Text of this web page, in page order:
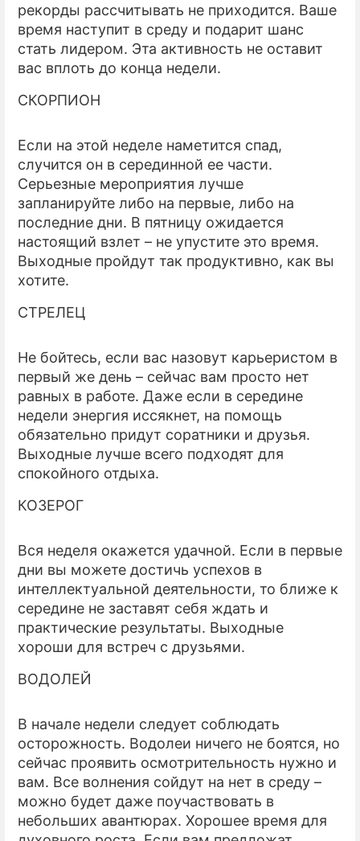
рекорды рассчитывать не приходится. Ваше
время наступит в среду и подарит шанс
стать лидером. Эта активность не оставит
вас вплоть до конца недели.
СКОРПИОН
Если на этой неделе наметится спад,
случится он в серединной ее части.
Серьезные мероприятия лучше
запланируйте либо на первые, либо на
последние дни. В пятницу ожидается
настоящий взлет – не упустите это время.
Выходные пройдут так продуктивно, как вы
хотите.
СТРЕЛЕЦ
Не бойтесь, если вас назовут карьеристом в
первый же день – сейчас вам просто нет
равных в работе. Даже если в середине
недели энергия иссякнет, на помощь
обязательно придут соратники и друзья.
Выходные лучше всего подходят для
спокойного отдыха.
КОЗЕРОГ
Вся неделя окажется удачной. Если в первые
дни вы можете достичь успехов в
интеллектуальной деятельности, то ближе к
середине не заставят себя ждать и
практические результаты. Выходные
хороши для встреч с друзьями.
ВОДОЛЕЙ
В начале недели следует соблюдать
осторожность. Водолеи ничего не боятся, но
сейчас проявить осмотрительность нужно и
вам. Все волнения сойдут на нет в среду –
можно будет даже поучаствовать в
небольших авантюрах. Хорошее время для